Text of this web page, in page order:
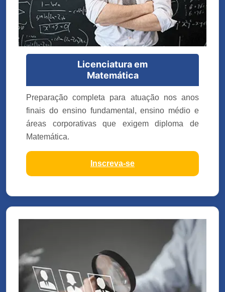
Licenciatura em
Matemática
Preparação completa para atuação nos anos
finais do ensino fundamental, ensino médio e
áreas corporativas que exigem diploma de
Matemática.
Inscreva-se